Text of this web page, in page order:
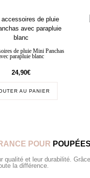
de pluie Mini Panchas
parapluie blanc
24,90€
AU PANIER
POUR
et leur durabilité.
la différence.